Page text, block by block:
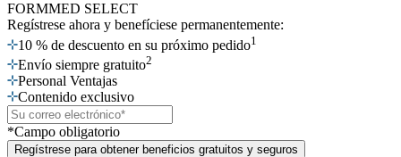
FORMMED SELECT
Regístrese ahora y benefíciese permanentemente:
10 % de descuento en su próximo pedido1
Envío siempre gratuito2
Personal Ventajas
Contenido exclusivo
*Campo obligatorio
Regístrese para obtener beneficios gratuitos y seguros